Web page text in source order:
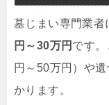
墓じまい専門業者
円～30万円 です
円～50万円）や
かります。